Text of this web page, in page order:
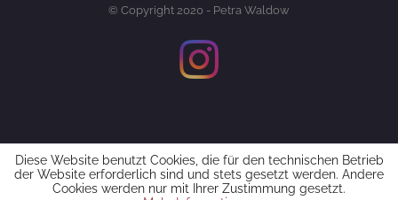
© Copyright 2020 - Petra Waldow
Diese Website benutzt Cookies, die für den technischen Betrieb
der Website erforderlich sind und stets gesetzt werden. Andere
Cookies werden nur mit Ihrer Zustimmung gesetzt.